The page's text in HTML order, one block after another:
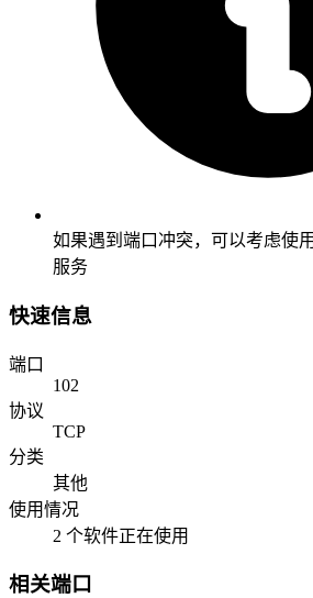
如果遇到端口冲突，可以考虑使
服务
快速信息
端口
102
协议
TCP
分类
其他
使用情况
2 个软件正在使用
相关端口